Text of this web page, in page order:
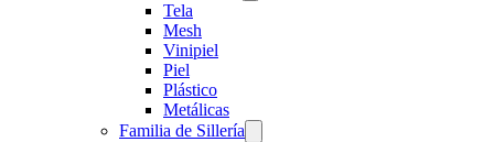
Tela
Mesh
Vinipiel
Piel
Plástico
Metálicas
Familia de Sillería